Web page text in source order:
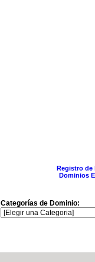
Registro de
Dominios
Categorías de Dominio: